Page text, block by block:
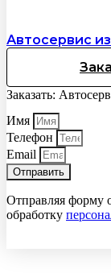
Автосервис
Заказать:
Имя
Телефон
Email
Отправить
Отправляя форму
обработку